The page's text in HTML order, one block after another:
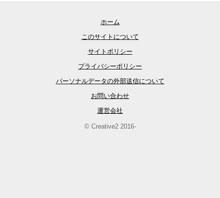
ホーム
このサイトについて
サイトポリシー
プライバシーポリシー
パーソナルデータの外部送信について
お問い合わせ
運営会社
© Creative2 2016-